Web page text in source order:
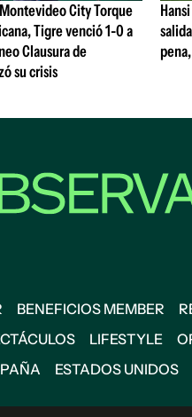
City Torque
Tigre venció 1-0 a
Clausura de
su crisis
BENEFICIOS MEMBER
LIFESTYLE
ESTADOS UNIDOS